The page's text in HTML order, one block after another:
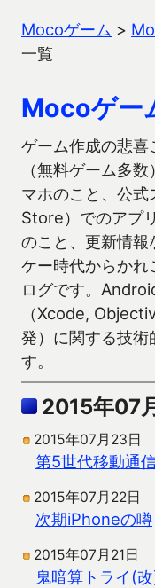
Mocoゲーム >
一覧
Mocoゲー
ゲーム作成の悲
（無料ゲーム多
マホのこと、公
Store）でのアプ
のこと、更新情報
ケー時代からか
ログです。
（Xcode,
発）に関する技術
す。
2015年07
2015年07月23日
第5世代移動通
2015年07月22日
次期iPhoneの噂
2015年07月21日
鬼暗算トライ(